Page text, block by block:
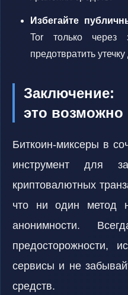
Избегайте
Tor только через
предотвратить
это возможно
Биткоин-миксеры в
инструмент для
криптовалютных
что ни один метод
анонимности.
предосторожности,
сервисы и не
средств.